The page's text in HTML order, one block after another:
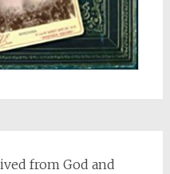
from God and